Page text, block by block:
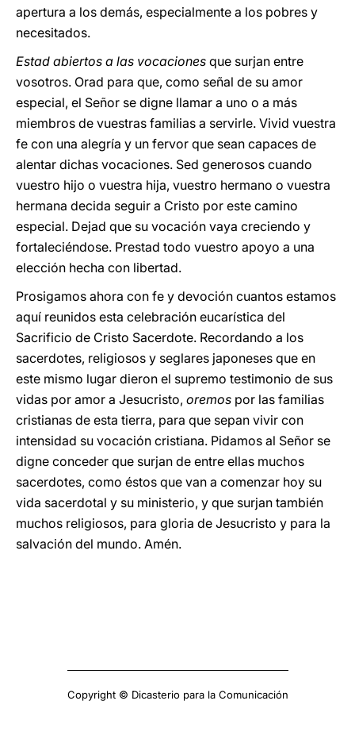
apertura a los demás, especialmente a los pobres y
necesitados.
Estad abiertos a las vocaciones que surjan entre
vosotros. Orad para que, como señal de su amor
especial, el Señor se digne llamar a uno o a más
miembros de vuestras familias a servirle. Vivid vuestra
fe con una alegría y un fervor que sean capaces de
alentar dichas vocaciones. Sed generosos cuando
vuestro hijo o vuestra hija, vuestro hermano o vuestra
hermana decida seguir a Cristo por este camino
especial. Dejad que su vocación vaya creciendo y
fortaleciéndose. Prestad todo vuestro apoyo a una
elección hecha con libertad.
Prosigamos ahora con fe y devoción cuantos estamos
aquí reunidos esta celebración eucarística del
Sacrificio de Cristo Sacerdote. Recordando a los
sacerdotes, religiosos y seglares japoneses que en
este mismo lugar dieron el supremo testimonio de sus
vidas por amor a Jesucristo, oremos por las familias
cristianas de esta tierra, para que sepan vivir con
intensidad su vocación cristiana. Pidamos al Señor se
digne conceder que surjan de entre ellas muchos
sacerdotes, como éstos que van a comenzar hoy su
vida sacerdotal y su ministerio, y que surjan también
muchos religiosos, para gloria de Jesucristo y para la
salvación del mundo. Amén.
Copyright © Dicasterio para la Comunicación